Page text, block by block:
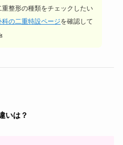
重整形の種類をチェックしたい
科の二重特設ページを確認して
いは？